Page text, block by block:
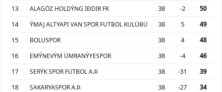
13
ALAGÖZ HOLDÝNG IÐDIR FK 38 -2
50
14
ÝMAJ ALTYAPI VAN SPOR FUTBOL KULÜBÜ 38 5
49
15
BOLUSPOR 38 4
48
16
EMÝNEVÝM ÜMRANÝYESPOR 38 -4
46
17
SERÝK SPOR FUTBOL A.Þ. 38 -31
39
18
SAKARYASPOR A.Þ. 38 -27
34